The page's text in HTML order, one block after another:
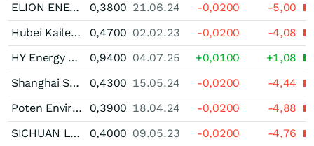
ELION ENERGY Registered (A)
0,3800 21.06.24 -0,0200
-5,00
Hubei Kaile Technology (A)
0,4700 02.02.23 -0,0200
-4,08
HY Energy Group Ltd. Registered (A)
0,9400 04.07.25 +0,0100
+1,08
Shanghai Shimao (A)
0,4300 15.05.24 -0,0200
-4,44
Poten Environment Group Registered (A)
0,3900 18.04.24 -0,0200
-4,88
SICHUAN LANGUANG DEVELOPMENT (A)
0,4000 09.05.23 -0,0200
-4,76